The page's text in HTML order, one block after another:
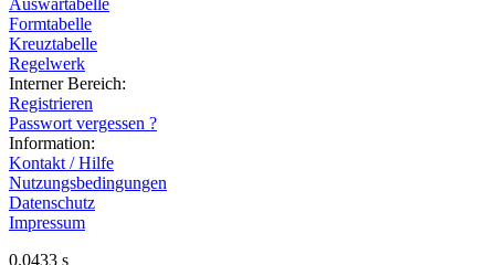
Auswärtabelle
Formtabelle
Kreuztabelle
Regelwerk
Interner Bereich:
Registrieren
Passwort vergessen ?
Information:
Kontakt / Hilfe
Nutzungsbedingungen
Datenschutz
Impressum
0.0433 s